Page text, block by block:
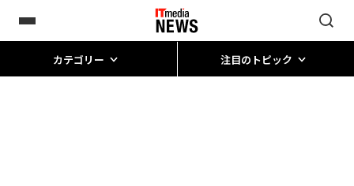
カテゴリー 注目のトピック